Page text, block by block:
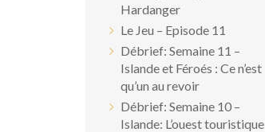
Hardanger
Le Jeu – Episode 11
Débrief: Semaine 11 –
Islande et Féroés : Ce n’est
qu’un au revoir
Débrief: Semaine 10 –
Islande: L’ouest touristique